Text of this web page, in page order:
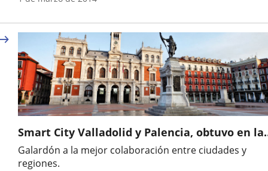
Smart City Valladolid y Palencia, obtuvo en la
convocatoria de los Premios “Contratos y
Proyectos Smart Cities 2014”,
Galardón a la mejor colaboración entre ciudades y
regiones.